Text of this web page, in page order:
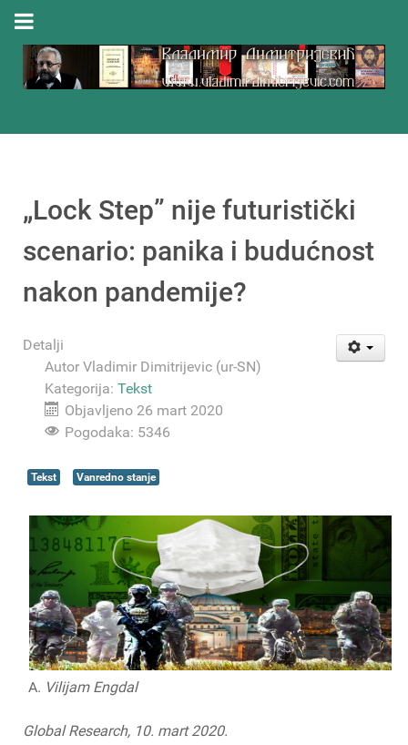
„Lock Step” nije futuristički
scenario: panika i budućnost
nakon pandemije?
Detalji
Autor Vladimir Dimitrijevic (ur-SN)
Kategorija: Tekst
Objavljeno 26 mart 2020
Pogodaka: 5346
Tekst Vanredno stanje
Vilijam Engdal
Global Research, 10. mart 2020.